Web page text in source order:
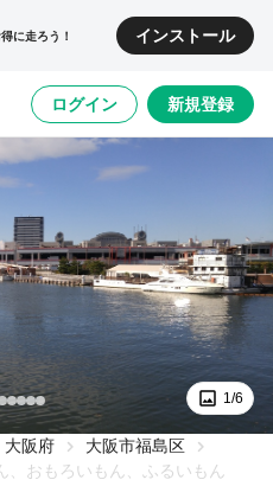
に走ろう！ インストール
ログイン 新規登録
1/6
大阪府
大阪市福島区
、おもろいもん、ふるいもん